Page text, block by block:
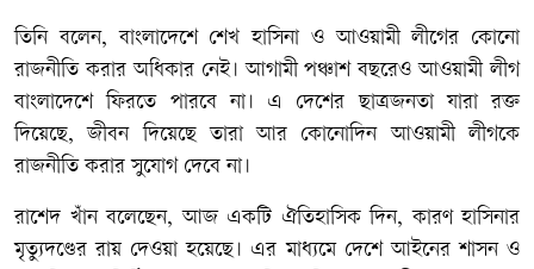
তিনি বলেন, বাংলাদেশে শেখ হাসিনা ও আওয়ামী লীগের কোনো
রাজনীতি করার অধিকার নেই। আগামী পঞ্চাশ বছরেও আওয়ামী লীগ
বাংলাদেশে ফিরতে পারবে না। এ দেশের ছাত্রজনতা যারা রক্ত
দিয়েছে, জীবন দিয়েছে তারা আর কোনোদিন আওয়ামী লীগকে
রাজনীতি করার সুযোগ দেবে না।
রাশেদ খাঁন বলেছেন, আজ একটি ঐতিহাসিক দিন, কারণ হাসিনার
মৃত্যুদণ্ডের রায় দেওয়া হয়েছে। এরমাধ্যমে দেশে আইনের শাসনও